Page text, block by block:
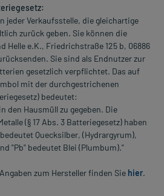
jeder Verkaufsstelle, die gleichartige
zurück geben. Sie können die
Helle e.K., Friedrichstraße 125 b, 06886
Sie sind als Endnutzer zur
gesetzlich verpflichtet. Das auf
mit der durchgestrichenen
bedeutet:
den Hausmüll zu gegeben. Die
(§ 17 Abs. 3 Batteriegesetz) haben
Quecksilber, (Hydrargyrum),
"Pb" bedeutet Blei (Plumbum)."
zum Hersteller finden Sie hier.